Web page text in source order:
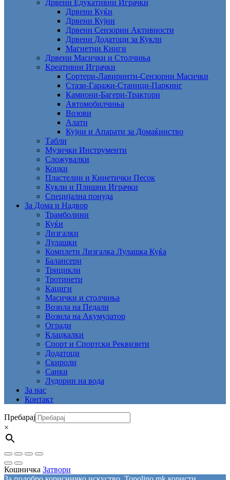
Дрвени Едукативни Играчки
Дрвени Куќи
Дрвени Кујни
Дрвени Сензорни Активности
Дрвени Додатоци за Кукли
Магнетни Книги
Дрвени Масички и Столчиња
Креативни Играчки
Сортери-Лавиринти-Сензорни Масички
Стази-Гаражи-Станици-Паркинг
Камиони-Багери-Трактори
Автомобилчиња
Возови
Алати
Кујни и Апарати за Домаќинство
Табли
Музички Инструменти
Сложувалки
Коцки
Пластелин и Кинетички Песок
Кукли и Плишни Играчки
Специјална понуда
За Дома и Надвор
Трамболини
Куќи
Лизгалки
Лулашки
Комплети Лизгалка Лулашка Куќа
Балансери
Трицикли
Тротинети
Кациги
Mасички и столчиња
Возила на Педали
Возила на Акумулатор
Огради
Клацкалки
Спорт и Спортски Реквизити
Додатоци
Скироли
Санки
Лудории на вода
За нас
Контакт
Пребарај
×
Кошничка Затвори